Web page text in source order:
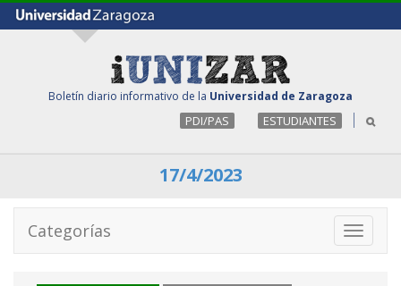
Boletín diario informativo de la Universidad de Zaragoza
PDI/PAS ESTUDIANTES
17/4/2023
Toggle
Categorías